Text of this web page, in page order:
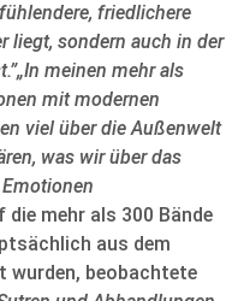
friedlichere
liegt, sondern auch in der
meinen mehr als
mit modernen
viel über die Außenwelt
was wir über das
mehr als 300 Bände
aus dem
wurden, beobachtete